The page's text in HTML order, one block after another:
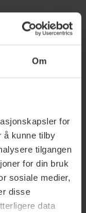
Om
for
å kunne tilby
tilgangen
for din bruk
sosiale medier,
disse
data